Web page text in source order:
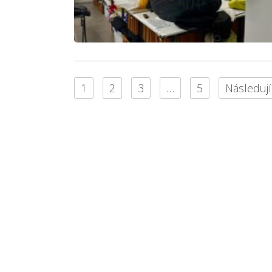
1 2 3 … 5